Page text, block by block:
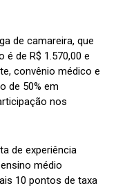
de camareira, que
de R$ 1.570,00 e
convênio médico e
de 50% em
nos
de experiência
médio
10 pontos de taxa